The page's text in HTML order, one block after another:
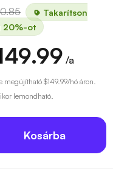
Takarítson
20%-ot
/a
megújítható$149.99/hó áron.
lemondható.
Kosárba